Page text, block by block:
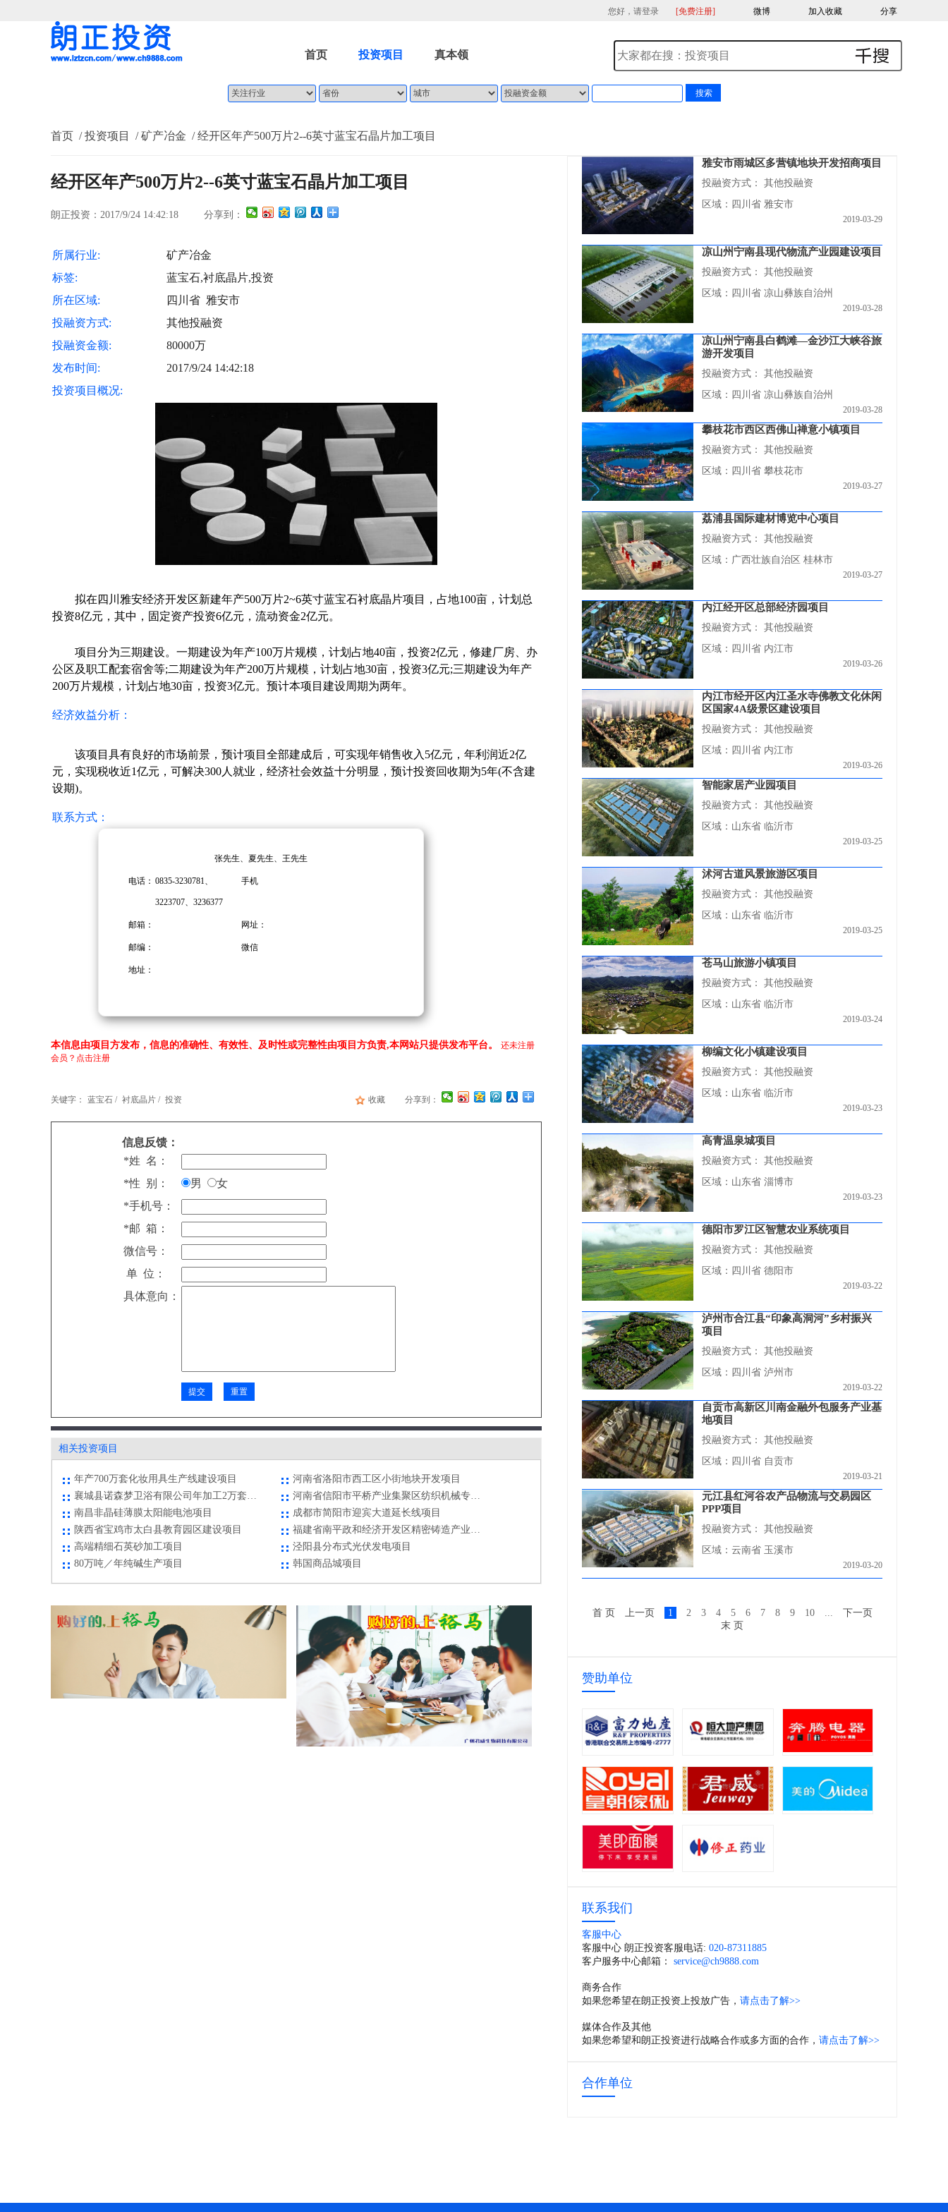
您好，请登录 [免费注册] 微博 加入收藏 分享
首页 投资项目 真本领
首页 / 投资项目 / 矿产冶金 / 经开区年产500万片2--6英寸蓝宝石晶片加工项目
经开区年产500万片2--6英寸蓝宝石晶片加工项目
朗正投资：2017/9/24 14:42:18 分享到：
所属行业:
矿产冶金
标签:
蓝宝石,衬底晶片,投资
所在区域:
四川省 雅安市
投融资方式:
其他投融资
投融资金额:
80000万
发布时间:
2017/9/24 14:42:18
投资项目概况:
拟在四川雅安经济开发区新建年产500万片2~6英寸蓝宝石衬底晶片项目，占地100亩，计划总
投资8亿元，其中，固定资产投资6亿元，流动资金2亿元。
项目分为三期建设。一期建设为年产100万片规模，计划占地40亩，投资2亿元，修建厂房、办
公区及职工配套宿舍等;二期建设为年产200万片规模，计划占地30亩，投资3亿元;三期建设为年产
200万片规模，计划占地30亩，投资3亿元。预计本项目建设周期为两年。
经济效益分析：
该项目具有良好的市场前景，预计项目全部建成后，可实现年销售收入5亿元，年利润近2亿
元，实现税收近1亿元，可解决300人就业，经济社会效益十分明显，预计投资回收期为5年(不含建
设期)。
联系方式：
张先生、夏先生、王先生
电话： 0835-3230781、
3223707、3236377
手机
邮箱： 网址：
邮编： 微信
地址：
本信息由项目方发布，信息的准确性、有效性、及时性或完整性由项目方负责,本网站只提供发布平台。 还未注册
会员？点击注册
关键字： 蓝宝石 / 衬底晶片 / 投资 收藏 分享到：
信息反馈：
*姓 名：
*性 别：
男
女
*手机号：
*邮 箱：
微信号：
单 位：
具体意向：
相关投资项目
龙凤山乡村旅游电商项目
华一环保型家具生产线建设项目
滇中（玉溪）粮食产业园项目
经济区T504号道路项目
延边州高速列车刹车片项目
年产700万套化妆用具生产线建设项目
河南省洛阳市西工区小街地块开发项目
襄城县诺森梦卫浴有限公司年加工2万套整体浴柜生产项目
河南省信阳市平桥产业集聚区纺织机械专用制造设备项目
南昌非晶硅薄膜太阳能电池项目
成都市简阳市迎宾大道延长线项目
陕西省宝鸡市太白县教育园区建设项目
福建省南平政和经济开发区精密铸造产业园建设项目
高端精细石英砂加工项目
泾阳县分布式光伏发电项目
80万吨／年纯碱生产项目
韩国商品城项目
教育行业连锁品牌 全国寻访教育事业合伙人
何家沟综合体育公园项目
雅安市雨城区多营镇地块开发招商项目
投融资方式：
其他投融资
区域：四川省 雅安市
2019-03-29
凉山州宁南县现代物流产业园建设项目
投融资方式：
其他投融资
区域：四川省 凉山彝族自治州
2019-03-28
凉山州宁南县白鹤滩—金沙江大峡谷旅
游开发项目
投融资方式：
其他投融资
区域：四川省 凉山彝族自治州
2019-03-28
攀枝花市西区西佛山禅意小镇项目
投融资方式：
其他投融资
区域：四川省 攀枝花市
2019-03-27
荔浦县国际建材博览中心项目
投融资方式：
其他投融资
区域：广西壮族自治区 桂林市
2019-03-27
内江经开区总部经济园项目
投融资方式：
其他投融资
区域：四川省 内江市
2019-03-26
内江市经开区内江圣水寺佛教文化休闲
区国家4A级景区建设项目
投融资方式：
其他投融资
区域：四川省 内江市
2019-03-26
智能家居产业园项目
投融资方式：
其他投融资
区域：山东省 临沂市
2019-03-25
沭河古道风景旅游区项目
投融资方式：
其他投融资
区域：山东省 临沂市
2019-03-25
苍马山旅游小镇项目
投融资方式：
其他投融资
区域：山东省 临沂市
2019-03-24
柳编文化小镇建设项目
投融资方式：
其他投融资
区域：山东省 临沂市
2019-03-23
高青温泉城项目
投融资方式：
其他投融资
区域：山东省 淄博市
2019-03-23
德阳市罗江区智慧农业系统项目
投融资方式：
其他投融资
区域：四川省 德阳市
2019-03-22
泸州市合江县“印象高洞河”乡村振兴
项目
投融资方式：
其他投融资
区域：四川省 泸州市
2019-03-22
自贡市高新区川南金融外包服务产业基
地项目
投融资方式：
其他投融资
区域：四川省 自贡市
2019-03-21
元江县红河谷农产品物流与交易园区
PPP项目
投融资方式：
其他投融资
区域：云南省 玉溪市
2019-03-20
首 页 上一页 1 2 3 4 5 6 7 8 9 10 ...
下一页
末 页
赞助单位
联系我们
客服中心
客服中心 朗正投资客服电话: 020-87311885
客户服务中心邮箱：
service@ch9888.com
商务合作
如果您希望在朗正投资上投放广告， 请点击了解>>
媒体合作及其他
如果您希望和朗正投资进行战略合作或多方面的合作， 请点击了解>>
合作单位